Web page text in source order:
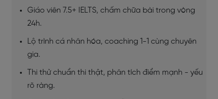
Giáo viên 7.5+ IELTS, chấm chữa bài trong vòng
24h.
Lộ trình cá nhân hóa, coaching 1-1 cùng chuyên
gia.
Thi thử chuẩn thi thật, phân tích điểm mạnh - yếu
rõ ràng.